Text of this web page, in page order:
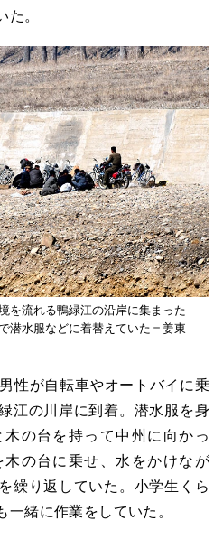
た。
を流れる鴨緑江の沿岸に集まった
潜水服などに着替えていた＝姜東
性が自転車やオートバイに乗
江の川岸に到着。潜水服を身
の台を持って中州に向かっ
の台に乗せ、水をかけなが
繰り返していた。小学生くら
一緒に作業をしていた。